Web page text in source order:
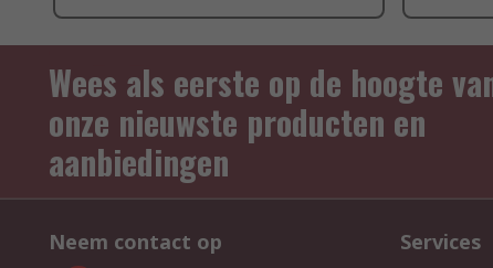
Wees als eerste op de hoogte
onze nieuwste producten en
aanbiedingen
Neem contact op Services